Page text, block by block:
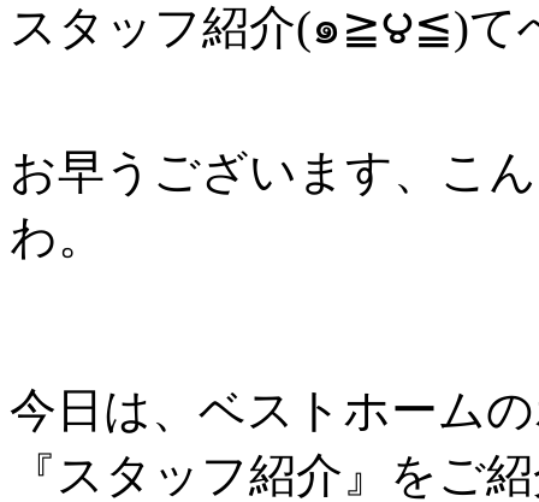
スタッフ紹介(๑≧౪≦)て
お早うございます、こ
わ。
今日は、ベストホーム
『スタッフ紹介』をご